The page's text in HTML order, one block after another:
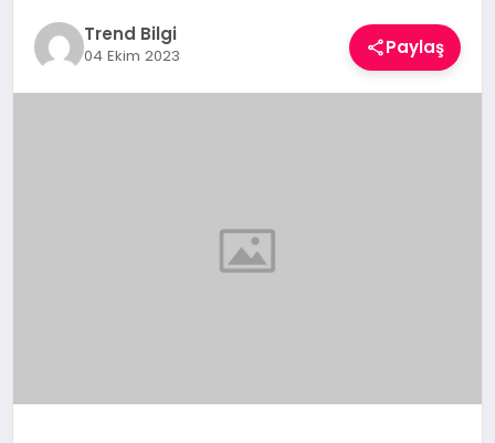
Trend Bilgi
04 Ekim 2023 Paylaş